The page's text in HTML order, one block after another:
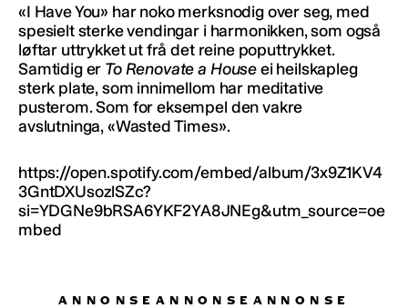
«I Have You» har noko merksnodig over seg, med
spesielt sterke vendingar i harmonikken, som også
løftar uttrykket ut frå det reine poputtrykket.
Samtidig er To Renovate a Houseei heilskapleg
sterk plate, som innimellom har meditative
pusterom. Som for eksempel den vakre
avslutninga, «Wasted Times».
https://open.spotify.com/embed/album/3x9Z1KV4
3GntDXUsozlSZc?
si=YDGNe9bRSA6YKF2YA8JNEg&utm_source=oe
mbed